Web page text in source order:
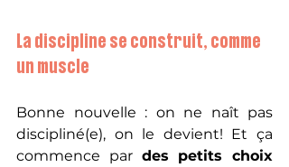
La discipline se construit, comme
un muscle
Bonne nouvelle : on ne naît pas
discipliné(e), on le devient! Et ça
commence par des petits choix